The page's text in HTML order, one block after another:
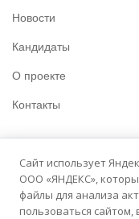
Новости
Кандидаты
О проекте
Контакты
Политика
Условия использования
Сайт использует
ООО «ЯНДЕКС»,
файлы для анализа
пользоваться сайтом,